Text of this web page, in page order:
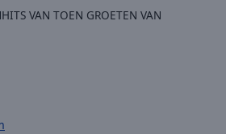
VAN TOEN GROETEN VAN